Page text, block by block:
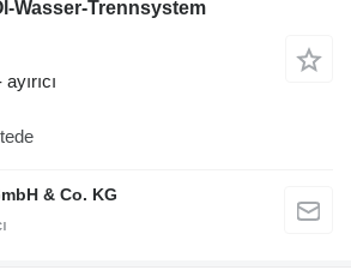
Wasser-Trennsystem
& Co. KG